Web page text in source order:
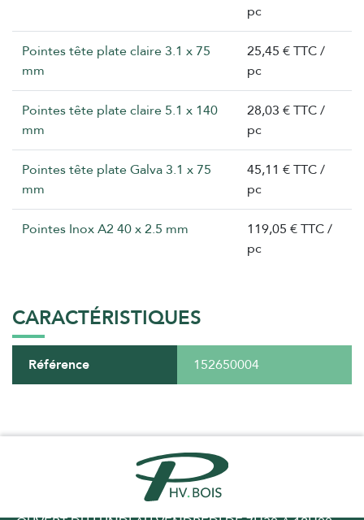
pc
Pointes tête plate claire 3.1 x 75
mm
25,45 € TTC /
pc
Pointes tête plate claire 5.1 x 140
mm
28,03 € TTC /
pc
Pointes tête plate Galva 3.1 x 75
mm
45,11 € TTC /
pc
Pointes Inox A2 40 x 2.5 mm
119,05 € TTC /
pc
CARACTÉRISTIQUES
Référence 152650004